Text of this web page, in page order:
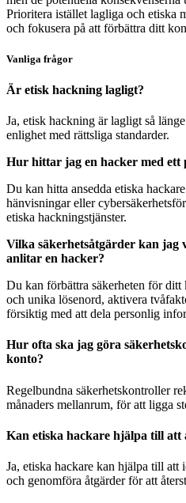
Prioritera istället lagliga och etiska
och fokusera på att förbättra ditt
Vanliga frågor
Är etisk hackning lagligt?
Ja, etisk hackning är lagligt så
enlighet med rättsliga standarder.
Hur hittar jag en hacker med ett
Du kan hitta ansedda etiska
hänvisningar eller
etiska hackningstjänster.
Vilka säkerhetsåtgärder kan jag
anlitar en hacker?
Du kan förbättra säkerheten för ditt
och unika lösenord, aktivera
försiktig med att dela personlig
Hur ofta ska jag göra
konto?
Regelbundna säkerhetskontroller
månaders mellanrum, för att ligga
Kan etiska hackare hjälpa till att
Ja, etiska hackare kan hjälpa till
och genomföra åtgärder för att